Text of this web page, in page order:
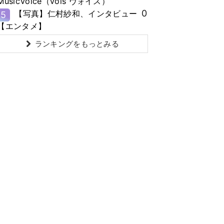
5
【写真】仁村紗和、インタビュー
エンタメ】
0
ランキングをもっとみる